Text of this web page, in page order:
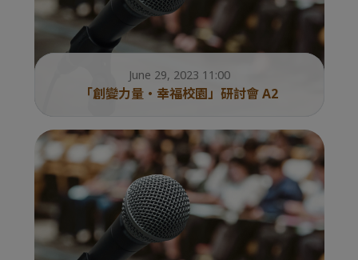
June 29, 2023 11:00
「創變力量・幸福校園」研討會 A2